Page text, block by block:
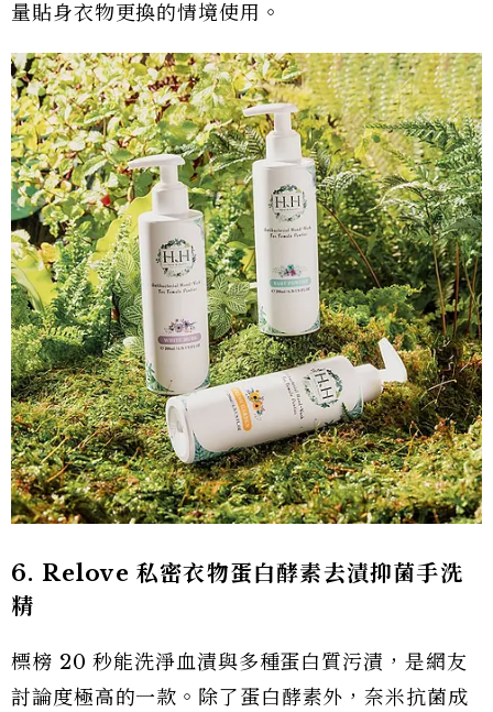
量貼身衣物更換的情境使用。
6. Relove 私密衣物蛋白酵素去漬抑菌手洗
精
標榜 20 秒能洗淨血漬與多種蛋白質污漬，是網友
討論度極高的一款。除了蛋白酵素外，奈米抗菌成